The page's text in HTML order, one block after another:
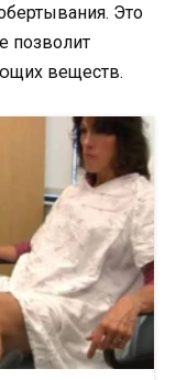
Это
позволит
веществ.